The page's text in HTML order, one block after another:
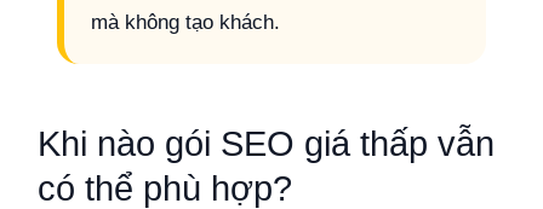
mà không tạo khách.
Khi nào gói SEO giá thấp vẫn
có thể phù hợp?